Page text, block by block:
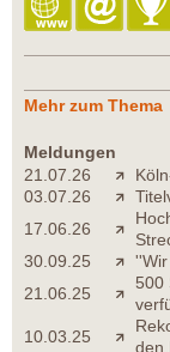
Mehr zum Thema
Meldungen
21.07.26
03.07.26
17.06.26
30.09.25
21.06.25
500
10.03.25
den